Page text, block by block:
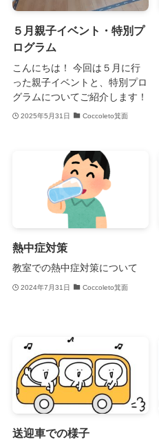
５月親子イベント・特別プ
ログラム
こんにちは！ 今回は５月に行
った親子イベントと、特別プロ
グラムについてご紹介します！
2025年5月31日 Coccoleto箕面
熱中症対策
教室での熱中症対策について
2024年7月31日 Coccoleto箕面
送迎車での様子